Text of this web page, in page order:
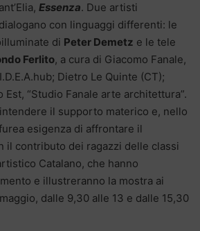
Essenza. Due artisti
con linguaggi differenti: le
di Peter Demetz e le tele
Ferlito, a cura di Giacomo Fanale,
Dietro Le Quinte (CT);
Est, “Studio Fanale arte architettura”.
il supporto materico e, nello
esigenza di affrontare il
il contributo dei ragazzi delle classi
Catalano, che hanno
e illustreranno la mostra ai
dalle 9,30 alle 13 e dalle 15,30